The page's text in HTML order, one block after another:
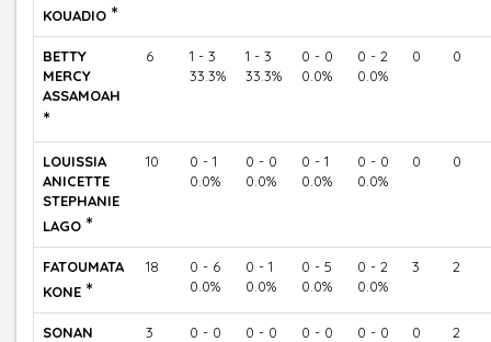
KOUADIO *
BETTY
MERCY
ASSAMOAH
*
6
1 - 3
33.3%
1 - 3
33.3%
0 - 0
0.0%
0 - 2
0.0%
0 0
LOUISSIA
ANICETTE
STEPHANIE
LAGO *
10
0 - 1
0.0%
0 - 0
0.0%
0 - 1
0.0%
0 - 0
0.0%
0 0
FATOUMATA
KONE *
18
0 - 6
0.0%
0 - 1
0.0%
0 - 5
0.0%
0 - 2
0.0%
3 2
SONAN
3
0 - 0
0 - 0
0 - 0
0 - 0
0 2